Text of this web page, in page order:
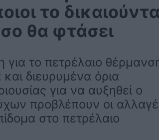
το
θα φτάσει
για το πετρέλαιο
διευρυμένα όρια
για να αυξηθεί ο
προβλέπουν οι
στο πετρέλαιο